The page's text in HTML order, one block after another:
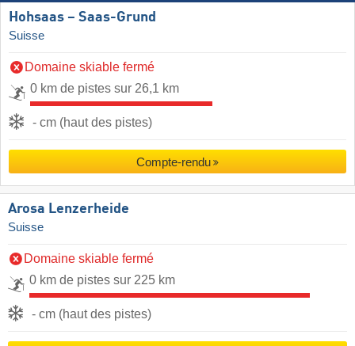
Hohsaas – Saas-Grund
Suisse
Domaine skiable fermé
0 km de pistes sur 26,1 km
- cm (haut des pistes)
Compte-rendu
Arosa Lenzerheide
Suisse
Domaine skiable fermé
0 km de pistes sur 225 km
- cm (haut des pistes)